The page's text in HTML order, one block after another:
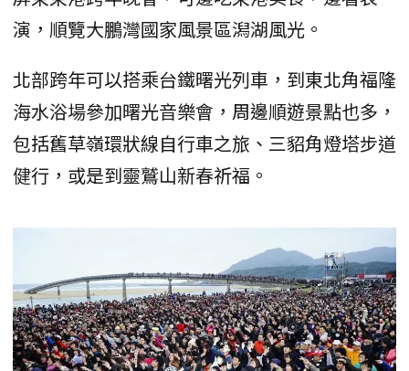
演，順覽大鵬灣國家風景區潟湖風光。
北部跨年可以搭乘台鐵曙光列車，到東北角福隆
海水浴場參加曙光音樂會，周邊順遊景點也多，
包括舊草嶺環狀線自行車之旅、三貂角燈塔步道
健行，或是到靈鷲山新春祈福。